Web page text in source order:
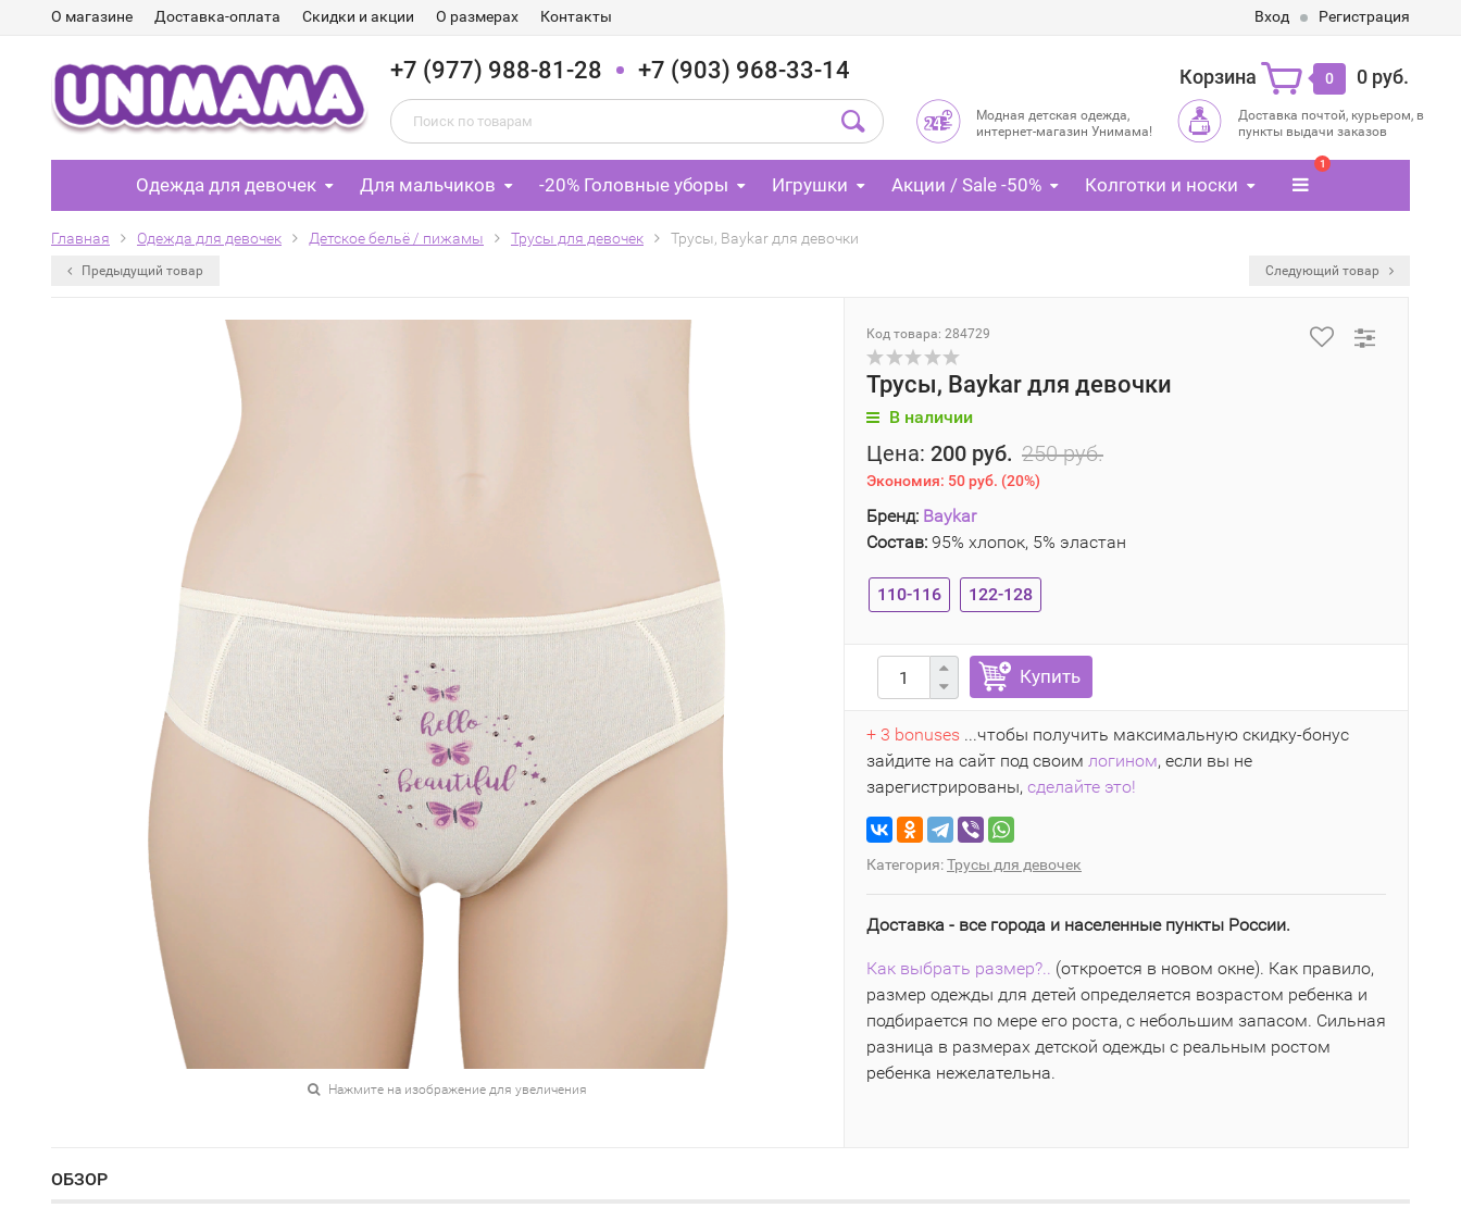
О магазине Доставка-оплата Скидки и акции О размерах Контакты Вход Регистрация
+7 (977) 988-81-28 +7 (903) 968-33-14 Корзина 0 0 руб.
Модная детская одежда,
интернет-магазин Унимама!
Доставка почтой, курьером, в
пункты выдачи заказов
Одежда для девочек Для мальчиков -20% Головные уборы Игрушки Акции / Sale -50% Колготки и носки
1
Главная Одежда для девочек Детское бельё / пижамы Трусы для девочек Трусы, Baykar для девочки
Предыдущий товар Следующий товар
Нажмите на изображение для увеличения
Код товара: 284729
Трусы, Baykar для девочки
В наличии
Цена: 200 руб. 250 руб.
Экономия: 50 руб. (20%)
Бренд: Baykar
Состав: 95% хлопок, 5% эластан
110-116 122-128
Купить
+ 3 bonuses ...чтобы получить максимальную скидку-бонус
зайдите на сайт под своим логином, если вы не
зарегистрированы, сделайте это!
Категория:Трусы для девочек
Доставка - все города и населенные пункты России.
Как выбрать размер?.. (откроется в новом окне). Как правило,
размер одежды для детей определяется возрастом ребенка и
подбирается по мере его роста, с небольшим запасом. Сильная
разница в размерах детской одежды с реальным ростом
ребенка нежелательна.
ОБЗОР